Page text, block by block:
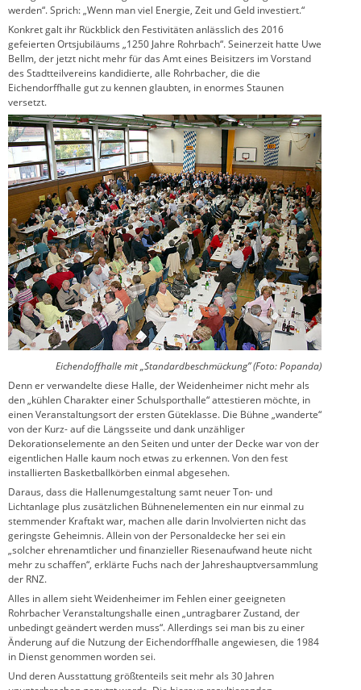
werden“. Sprich: „Wenn man viel Energie, Zeit und Geld investiert.“
Konkret galt ihr Rückblick den Festivitäten anlässlich des 2016
gefeierten Ortsjubiläums „1250 Jahre Rohrbach“. Seinerzeit hatte Uwe
Bellm, der jetzt nicht mehr für das Amt eines Beisitzers im Vorstand
des Stadtteilvereins kandidierte, alle Rohrbacher, die die
Eichendorffhalle gut zu kennen glaubten, in enormes Staunen
versetzt.
Eichendoffhalle mit „Standardbeschmückung” (Foto: Popanda)
Denn er verwandelte diese Halle, der Weidenheimer nicht mehr als
den „kühlen Charakter einer Schulsporthalle“ attestieren möchte, in
einen Veranstaltungsort der ersten Güteklasse. Die Bühne „wanderte“
von der Kurz- auf die Längsseite und dank unzähliger
Dekorationselemente an den Seiten und unter der Decke war von der
eigentlichen Halle kaum noch etwas zu erkennen. Von den fest
installierten Basketballkörben einmal abgesehen.
Daraus, dass die Hallenumgestaltung samt neuer Ton- und
Lichtanlage plus zusätzlichen Bühnenelementen ein nur einmal zu
stemmender Kraftakt war, machen alle darin Involvierten nicht das
geringste Geheimnis. Allein von der Personaldecke her sei ein
„solcher ehrenamtlicher und finanzieller Riesenaufwand heute nicht
mehr zu schaffen“, erklärte Fuchs nach der Jahreshauptversammlung
der RNZ.
Alles in allem sieht Weidenheimer im Fehlen einer geeigneten
Rohrbacher Veranstaltungshalle einen „untragbarer Zustand, der
unbedingt geändert werden muss“. Allerdings sei man bis zu einer
Änderung auf die Nutzung der Eichendorffhalle angewiesen, die 1984
in Dienst genommen worden sei.
Und deren Ausstattung größtenteils seit mehr als 30 Jahren